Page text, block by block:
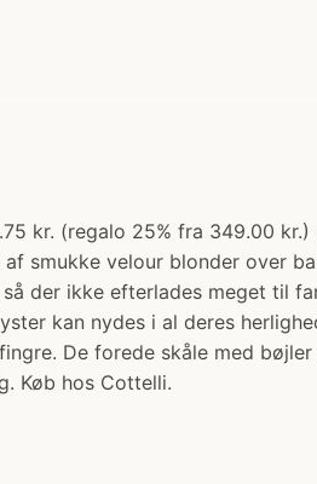
kr. (regalo 25% fra 349.00
smukke velour blonder over
der ikke efterlades meget til
kan nydes i al deres
De forede skåle med
Køb hos Cottelli.